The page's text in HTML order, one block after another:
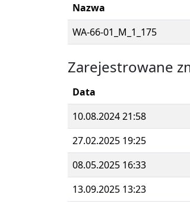
Nazwa
WA-66-01_M_1_175
Zarejestrowane
Data
10.08.2024 21:58
27.02.2025 19:25
08.05.2025 16:33
13.09.2025 13:23